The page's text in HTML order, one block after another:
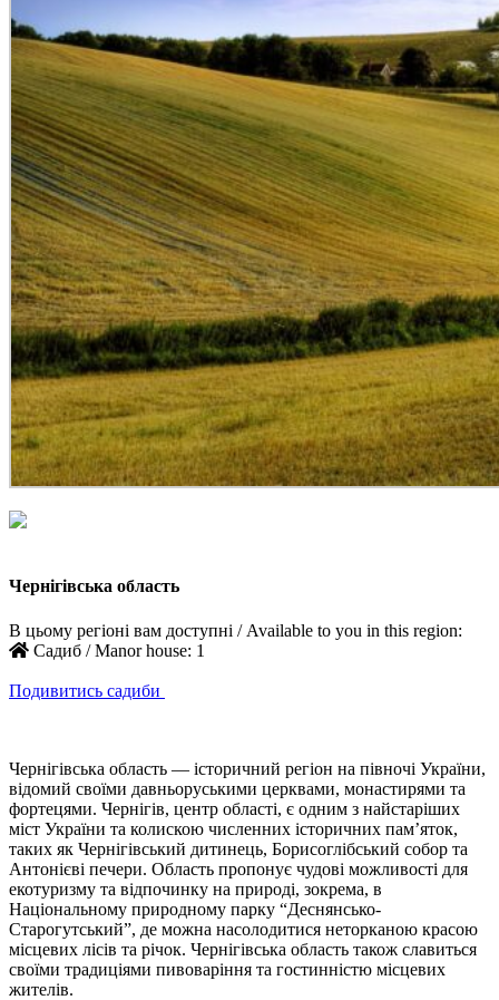
Чернігівська область
В цьому регіоні вам доступні / Available to you in this region:
Садиб / Manor house: 1
Подивитись садиби
Чернігівська область — історичний регіон на півночі України,
відомий своїми давньоруськими церквами, монастирями та
фортецями. Чернігів, центр області, є одним з найстаріших
міст України та колискою численних історичних пам’яток,
таких як Чернігівський дитинець, Борисоглібський собор та
Антонієві печери. Область пропонує чудові можливості для
екотуризму та відпочинку на природі, зокрема, в
Національному природному парку “Деснянсько-
Старогутський”, де можна насолодитися неторканою красою
місцевих лісів та річок. Чернігівська область також славиться
своїми традиціями пивоваріння та гостинністю місцевих
жителів.